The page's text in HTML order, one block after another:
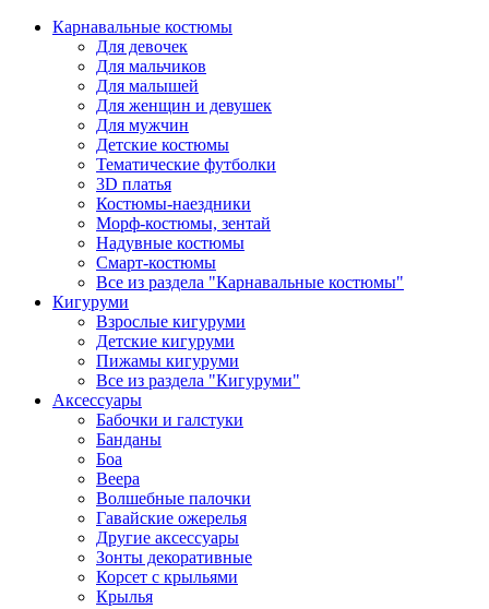
Карнавальные костюмы
Для девочек
Для мальчиков
Для малышей
Для женщин и девушек
Для мужчин
Детские костюмы
Тематические футболки
3D платья
Костюмы-наездники
Морф-костюмы, зентай
Надувные костюмы
Смарт-костюмы
Все из раздела "Карнавальные костюмы"
Кигуруми
Взрослые кигуруми
Детские кигуруми
Пижамы кигуруми
Все из раздела "Кигуруми"
Аксессуары
Бабочки и галстуки
Банданы
Боа
Веера
Волшебные палочки
Гавайские ожерелья
Другие аксессуары
Зонты декоративные
Корсет с крыльями
Крылья